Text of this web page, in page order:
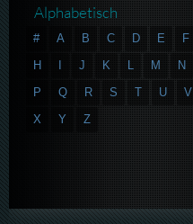
Alphabetisch
# A B C D E F
H
J K L M N
P
Q R S T U V
X
Y Z